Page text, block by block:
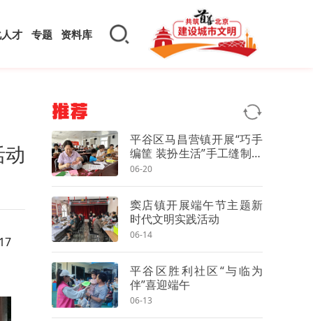
才 专题 资料库
推荐
平谷区马昌营镇开展“巧手
编筐 装扮生活”手工缝制针
线筐活动
06-20
窦店镇开展端午节主题新
时代文明实践活动
06-14
平谷区胜利社区“与临为
伴”喜迎端午
06-13